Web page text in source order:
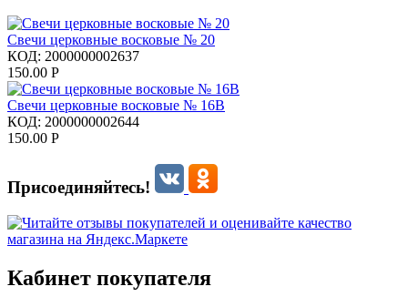
Свечи церковные восковые № 20
КОД: 2000000002637
150.00 Р
Свечи церковные восковые № 16В
КОД: 2000000002644
150.00 Р
Присоединяйтесь!
Кабинет покупателя